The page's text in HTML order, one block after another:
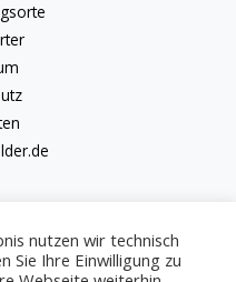
nutzen wir technisch
Sie Ihre Einwilligung zu